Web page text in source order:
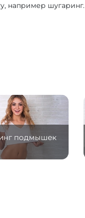
например шугаринг.
подмышек